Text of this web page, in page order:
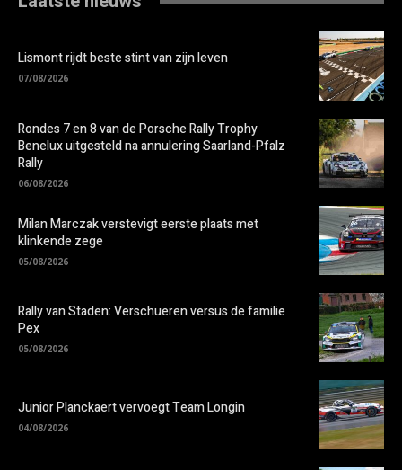
Lismont rijdt beste stint van zijn leven
07/08/2026
Rondes 7 en 8 van de Porsche Rally Trophy
Benelux uitgesteld na annulering Saarland-Pfalz
Rally
06/08/2026
Milan Marczak verstevigt eerste plaats met
klinkende zege
05/08/2026
Rally van Staden: Verschueren versus de familie
Pex
05/08/2026
Junior Planckaert vervoegt Team Longin
04/08/2026